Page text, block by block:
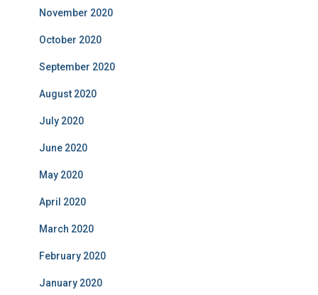
November 2020
October 2020
September 2020
August 2020
July 2020
June 2020
May 2020
April 2020
March 2020
February 2020
January 2020